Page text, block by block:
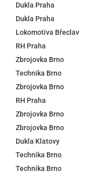
Dukla Praha
Dukla Praha
Lokomotiva Břeclav
RH Praha
Zbrojovka Brno
Technika Brno
Zbrojovka Brno
RH Praha
Zbrojovka Brno
Zbrojovka Brno
Dukla Klatovy
Technika Brno
Technika Brno